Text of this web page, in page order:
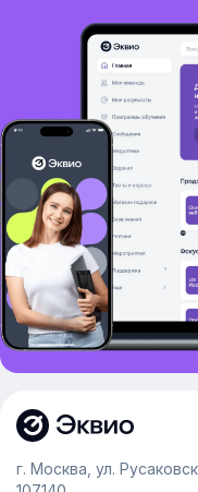
г. Москва, ул.